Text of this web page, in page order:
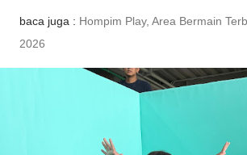
baca juga : Hompim Play, Area Bermain
2026